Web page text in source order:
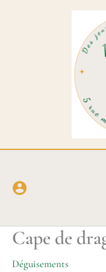
Cape de
Déguisements